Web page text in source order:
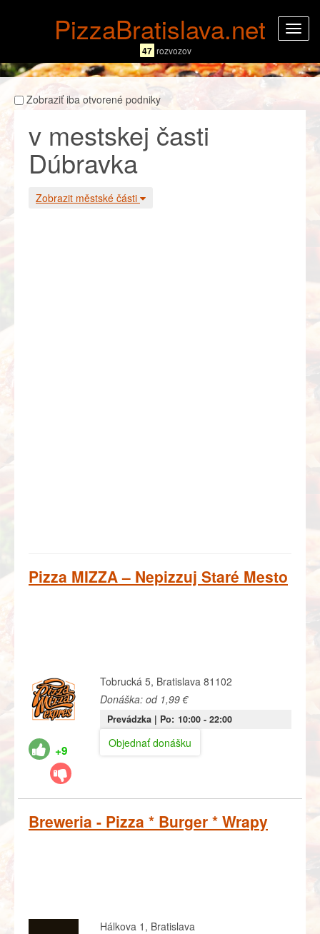
PizzaBratislava.net
47 rozvozov
Zobraziť iba otvorené podniky
v mestskej časti
Dúbravka
Zobrazit městské části
Pizza MIZZA – Nepizzuj Staré Mesto
+9
Tobrucká 5, Bratislava 81102
Donáška: od 1,99 €
Prevádzka | Po: 10:00- 22:00
Objednať donášku
Breweria - Pizza * Burger * Wrapy
Hálkova 1, Bratislava